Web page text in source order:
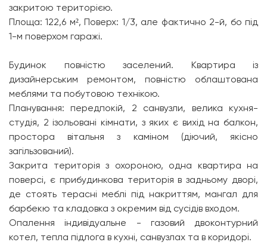
закритою територією.
Площа: 122,6 м², Поверх: 1/3, але фактично 2-й, бо під
1-м поверхом гаражі.
Будинок повністю заселений. Квартира із
дизайнерським ремонтом, повністю облаштована
меблями та побутовою технікою.
Планування: передпокій, 2 санвузли, велика кухня-
студія, 2 ізольовані кімнати, з яких є вихід на балкон,
простора вітальня з каміном (діючий, якісно
загільзований).
Закрита територія з охороною, одна квартира на
поверсі, є прибудинкова територія в задньому дворі,
де стоять терасні меблі під накриттям, мангал для
барбекю та кладовка з окремим від сусідів входом.
Опалення індивідуальне - газовий двоконтурний
котел, тепла підлога в кухні, санвузлах та в коридорі.